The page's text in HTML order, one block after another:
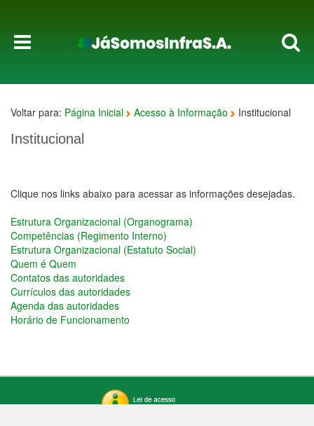
Voltar para: Página Inicial Acesso à Informação Institucional
Institucional
Clique nos links abaixo para acessar as informações desejadas.
Estrutura Organizacional (Organograma)
Competências (Regimento Interno)
Estrutura Organizacional (Estatuto Social)
Quem é Quem
Contatos das autoridades
Currículos das autoridades
Agenda das autoridades
Horário de Funcionamento